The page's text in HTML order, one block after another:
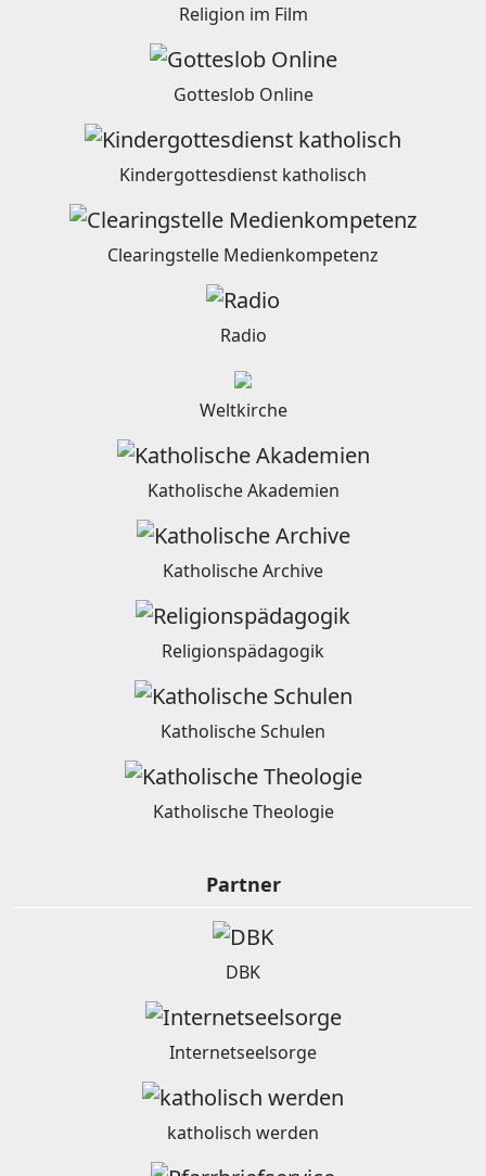
Religion im Film
Gotteslob Online
Kindergottesdienst katholisch
Clearingstelle Medienkompetenz
Radio
Weltkirche
Katholische Akademien
Katholische Archive
Religionspädagogik
Katholische Schulen
Katholische Theologie
Partner
DBK
Internetseelsorge
katholisch werden